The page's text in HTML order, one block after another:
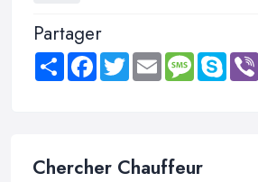
Partager
Share FacebookTwitter Email MessageSkype
Chercher Chauffeur